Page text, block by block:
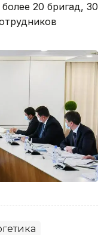
20 бригад, 30